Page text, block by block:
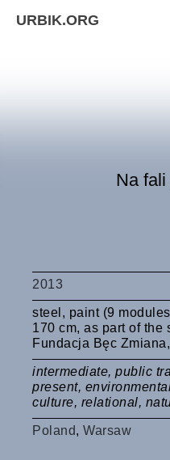
URBIK.ORG
Na
2013
steel, paint (9
170 cm, as part of the
Fundacja Bęc
intermediate, public
present,
culture, relational,
Poland, Warsaw